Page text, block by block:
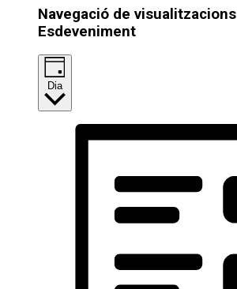
Navegació de visualitzacions
Esdeveniment
Dia